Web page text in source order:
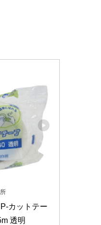
カットテー
透明